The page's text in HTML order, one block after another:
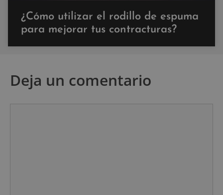
¿Cómo utilizar el rodillo de espuma
para mejorar tus contracturas?
Deja un comentario